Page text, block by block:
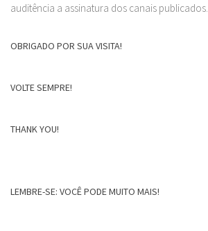
auditência a assinatura dos canais publicados.
OBRIGADO POR SUA VISITA!
VOLTE SEMPRE!
THANK YOU!
LEMBRE-SE: VOCÊ PODE MUITO MAIS!